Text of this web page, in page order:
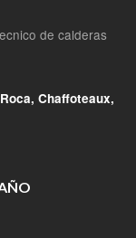
de calderas
Chaffoteaux,